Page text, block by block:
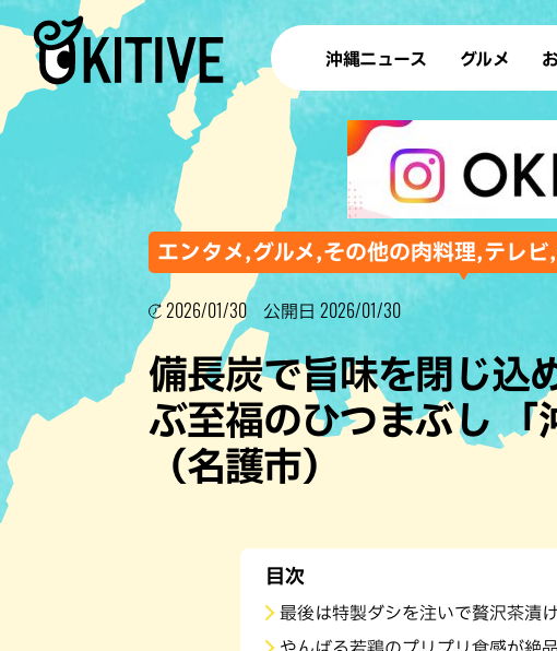
沖縄ニュース グルメ
ラーメン
テイクアウト
すし・魚料理
沖縄料理
ステーキ・焼肉
その他の肉料理
ブッフェ・バイキン
エンタメ,グルメ,その他の肉料理,テレ
2026/01/30 公開日 2026/01/30
備長炭で旨味を閉じ込
ぶ至福のひつまぶし 「
（名護市）
目次
最後は特製ダシを注いで贅沢茶漬